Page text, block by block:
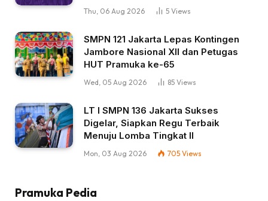
Thu, 06 Aug 2026 5 Views
SMPN 121 Jakarta Lepas Kontingen
Jambore Nasional XII dan Petugas
HUT Pramuka ke-65
Wed, 05 Aug 2026 85 Views
LT I SMPN 136 Jakarta Sukses
Digelar, Siapkan Regu Terbaik
Menuju Lomba Tingkat II
Mon, 03 Aug 2026 705 Views
Pramuka Pedia